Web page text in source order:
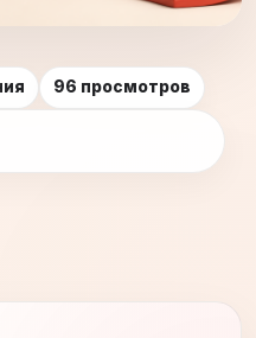
96 просмотров